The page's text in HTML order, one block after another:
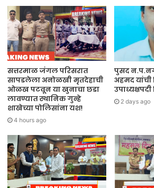
सत्तरमाळ जंगल परिसरात
सापडलेला अनोळखी मृतदेहाची
ओळख पटवून या खुनाचा छडा
लावण्यात स्थानिक गुन्हे
शाखेच्या पोलिसांना यश!
4 hours ago
पुसद
अहमद यांची
2 days ago